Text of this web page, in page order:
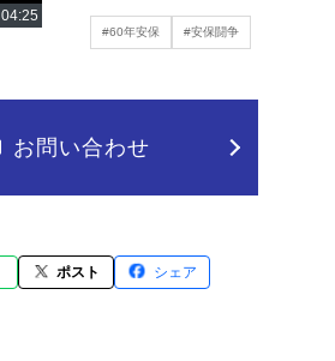
#60年安保 #安保闘争
お問い合わせ
ポスト シェア